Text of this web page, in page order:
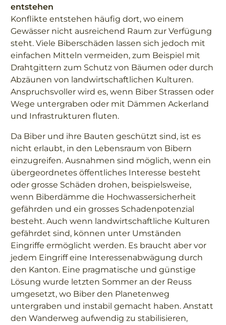
entstehen
Konflikte entstehen häufig dort, wo einem
Gewässer nicht ausreichend Raum zur Verfügung
steht. Viele Biberschäden lassen sich jedoch mit
einfachen Mitteln vermeiden, zum Beispiel mit
Drahtgittern zum Schutz von Bäumen oder durch
Abzäunen von landwirtschaftlichen Kulturen.
Anspruchsvoller wird es, wenn Biber Strassen oder
Wege untergraben oder mit Dämmen Ackerland
und Infrastrukturen fluten.
Da Biber und ihre Bauten geschützt sind, ist es
nicht erlaubt, in den Lebensraum von Bibern
einzugreifen. Ausnahmen sind möglich, wenn ein
übergeordnetes öffentliches Interesse besteht
oder grosse Schäden drohen, beispielsweise,
wenn Biberdämme die Hochwassersicherheit
gefährden und ein grosses Schadenpotenzial
besteht. Auch wenn landwirtschaftliche Kulturen
gefährdet sind, können unter Umständen
Eingriffe ermöglicht werden. Es braucht aber vor
jedem Eingriff eine Interessenabwägung durch
den Kanton. Eine pragmatische und günstige
Lösung wurde letzten Sommer an der Reuss
umgesetzt, wo Biber den Planetenweg
untergraben und instabil gemacht haben. Anstatt
den Wanderweg aufwendig zu stabilisieren,